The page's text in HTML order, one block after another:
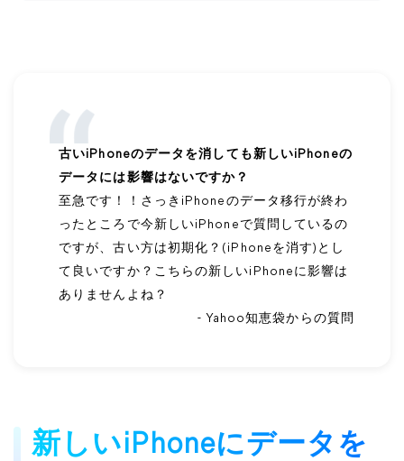
古いiPhoneのデータを消しても新しいiPhoneの
データには影響はないですか？
至急です！！さっきiPhoneのデータ移行が終わ
ったところで今新しいiPhoneで質問しているの
ですが、古い方は初期化？(iPhoneを消す)とし
て良いですか？こちらの新しいiPhoneに影響は
ありませんよね？
- Yahoo知恵袋からの質問
新しいiPhoneにデータを